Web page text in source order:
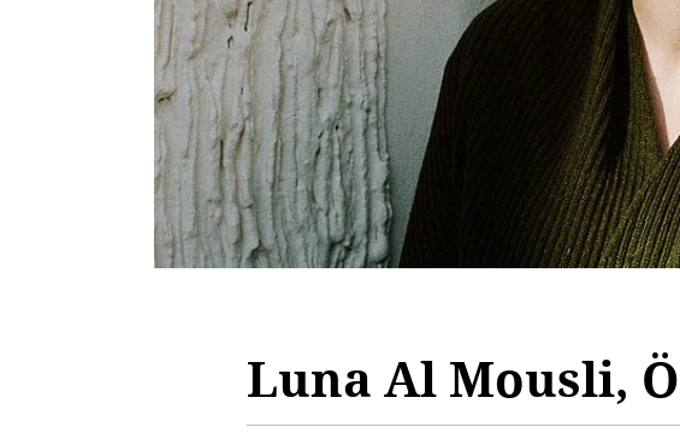
Luna Al Mousli,